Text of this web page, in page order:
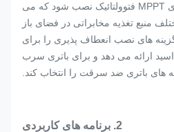
برق مخابراتی و ماژول های MPPT فتوولتائیک نصب شود که می
منبع تغذیه مخابراتی در فضای باز
های نصب انعطاف پذیری را برای
ارائه می دهد و برای باتری سرب
های باتری ضد سرقت را انتخاب کند.
2. برنامه های کاربردی